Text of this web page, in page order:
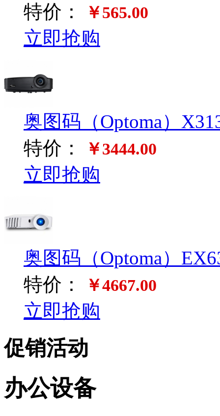
特价：
￥565.00
立即抢购
奥图码（Optoma）
特价：
￥3444.00
立即抢购
奥图码（Optoma）
特价：
￥4667.00
立即抢购
促销活动
办公设备